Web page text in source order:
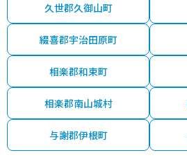
1,700万円 向島 25分 51 年
2,100 向島 25分 22 年
3,000 万円
万円 小倉(京都)
久世郡久御山町
綴喜郡宇治田原町
相楽郡和束町
相楽郡南山城村
与謝郡伊根町